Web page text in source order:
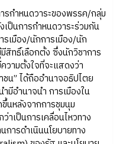
ำหนดวาระของพรรค/กลุ่ม
ป็นการกำหนดวาระร่วมกัน
รเมือง/นักการเมือง/นัก
สิทธิ์เลือกตั้ง ซึ่งนักวิชาการ
วามตั้งใจที่จะแสดงว่า
ชน” ได้ถืออำนาจอธิปไตย
มีอำนาจนำ การเมืองใน
นหลังจากการชุมนุม
าเป็นการเคลื่อนไหวทาง
ารดำเนินนโยบายทาง